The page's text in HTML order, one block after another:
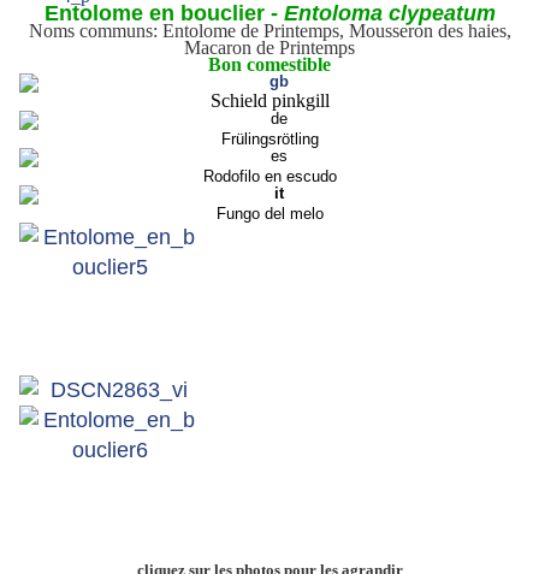
Entolome en bouclier - Entoloma clypeatum
Noms communs: Entolome de Printemps, Mousseron des haies,
Macaron de Printemps
Bon comestible
Schield pinkgill
Frülingsrötling
Rodofilo en escudo
Fungo del melo
cliquez sur les photos pour les agrandir